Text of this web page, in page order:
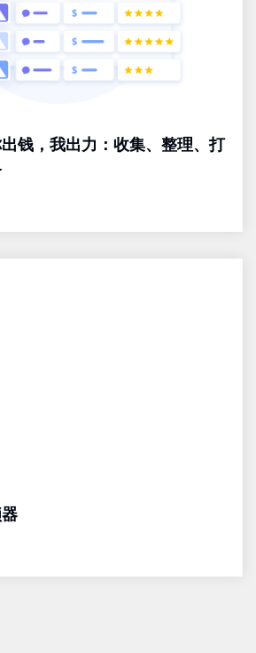
钱，我出力：收集、整理、打